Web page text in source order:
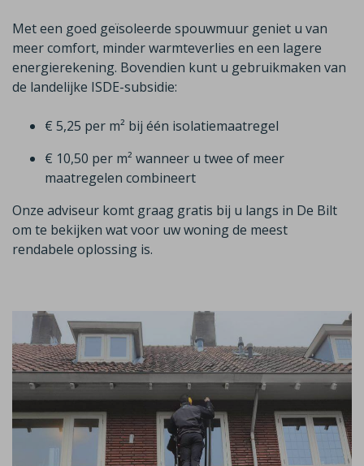
Met een goed geïsoleerde spouwmuur geniet u van
meer comfort, minder warmteverlies en een lagere
energierekening. Bovendien kunt u gebruikmaken van
de landelijke ISDE-subsidie:
€ 5,25 per m² bij één isolatiemaatregel
€ 10,50 per m² wanneer u twee of meer
maatregelen combineert
Onze adviseur komt graag gratis bij u langs in De Bilt
om te bekijken wat voor uw woning de meest
rendabele oplossing is.